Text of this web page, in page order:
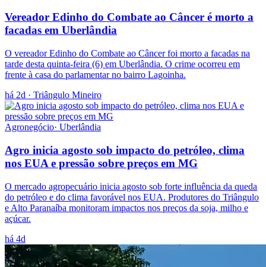
Vereador Edinho do Combate ao Câncer é morto a
facadas em Uberlândia
O vereador Edinho do Combate ao Câncer foi morto a facadas na
tarde desta quinta-feira (6) em Uberlândia. O crime ocorreu em
frente à casa do parlamentar no bairro Lagoinha.
há 2d · Triângulo Mineiro
Agronegócio· Uberlândia
Agro inicia agosto sob impacto do petróleo, clima
nos EUA e pressão sobre preços em MG
O mercado agropecuário inicia agosto sob forte influência da queda
do petróleo e do clima favorável nos EUA. Produtores do Triângulo
e Alto Paranaíba monitoram impactos nos preços da soja, milho e
açúcar.
há 4d